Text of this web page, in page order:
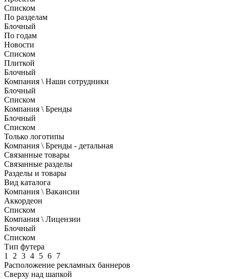
Списком
По разделам
Блочный
По годам
Новости
Списком
Плиткой
Блочный
Компания \ Наши сотрудники
Блочный
Списком
Компания \ Бренды
Блочный
Списком
Только логотипы
Компания \ Бренды - детальная
Связанные товары
Связанные разделы
Разделы и товары
Вид каталога
Компания \ Вакансии
Аккордеон
Списком
Компания \ Лицензии
Блочный
Списком
Тип футера
1
2 3 4 5 6 7
Расположение рекламных баннеров
Сверху над шапкой